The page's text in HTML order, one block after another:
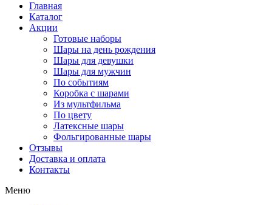
Главная
Каталог
Акции
Готовые наборы
Шары на день рождения
Шары для девушки
Шары для мужчин
По событиям
Коробка с шарами
Из мультфильма
По цвету
Латексные шары
Фольгированные шары
Отзывы
Доставка и оплата
Контакты
Меню